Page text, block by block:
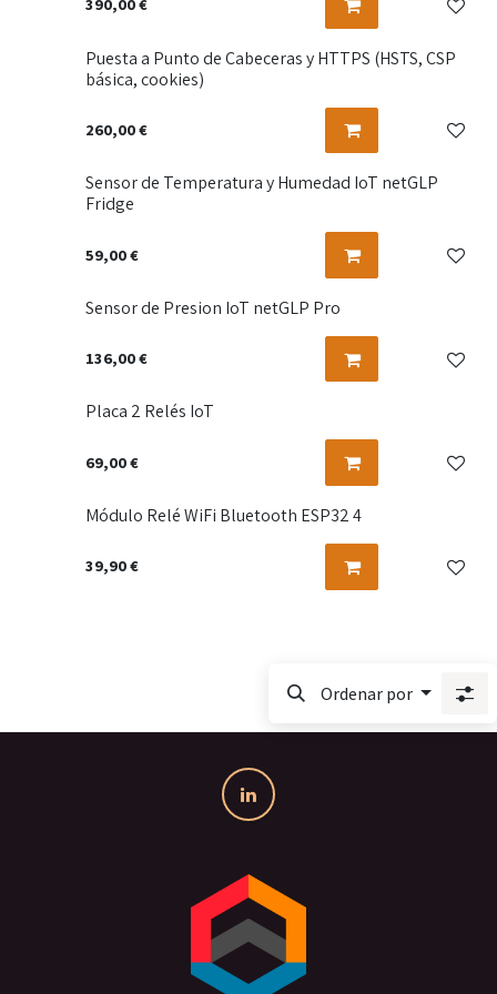
390,00€
Puesta a Punto de Cabeceras y HTTPS (HSTS, CSP
básica, cookies)
260,00€
Sensor de Temperatura y Humedad IoT netGLP
Fridge
59,00€
Sensor de Presion IoT netGLP Pro
136,00€
Placa 2 Relés IoT
69,00€
Módulo Relé WiFi Bluetooth ESP32 4
39,90€
Ordenar por